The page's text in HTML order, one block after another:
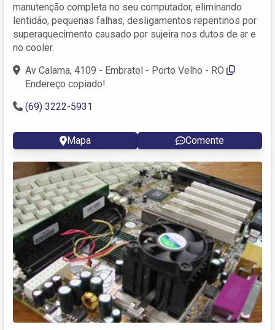
manutenção completa no seu computador, eliminando
lentidão, pequenas falhas, desligamentos repentinos por
superaquecimento causado por sujeira nos dutos de ar e
no cooler.
Av Calama, 4109 - Embratel - Porto Velho - RO
Endereço copiado!
(69) 3222-5931
Mapa Comente